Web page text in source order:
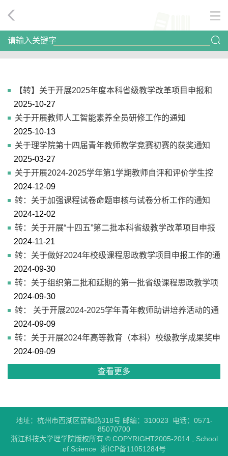
请输入关键字
【转】关于开展2025年度本科省级教学改革项目申报和
2022年“十四五”本科教学改革延期项目结题工作的通知
2025-10-27
关于开展教师人工智能素养全员研修工作的通知
2025-10-13
关于理学院第十四届青年教师教学竞赛初赛的获奖通知
2025-03-27
关于开展2024-2025学年第1学期教师自评和评价学生控
制的通知
2024-12-09
转：关于加强课程试卷命题审核与试卷分析工作的通知
2024-12-02
转：关于开展“十四五”第二批本科省级教学改革项目申报
和2022年“十四五”本科教学改革项目结题工作的通…
2024-11-21
转：关于做好2024年校级课程思政教学项目申报工作的通
知
2024-09-30
转：关于组织第二批和延期的第一批省级课程思政教学项
目结题验收工作的通知
2024-09-30
转： 关于开展2024-2025学年青年教师助讲培养活动的通
知
2024-09-09
转：关于开展2024年高等教育（本科）校级教学成果奖申
报工作的通知
2024-09-09
查看更多
地址：杭州市西湖区留和路318号 邮编：310023 电话：0571-
85070700
浙江科技大学理学院版权所有 © COPYRIGHT2005-2014 , School
of Science 浙ICP备11051284号